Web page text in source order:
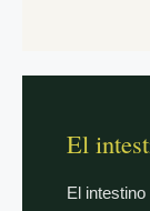
El
El